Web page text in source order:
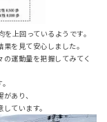
上回っているようです。
を見て安心しました。
運動量を把握してみてく
あり、
ています。